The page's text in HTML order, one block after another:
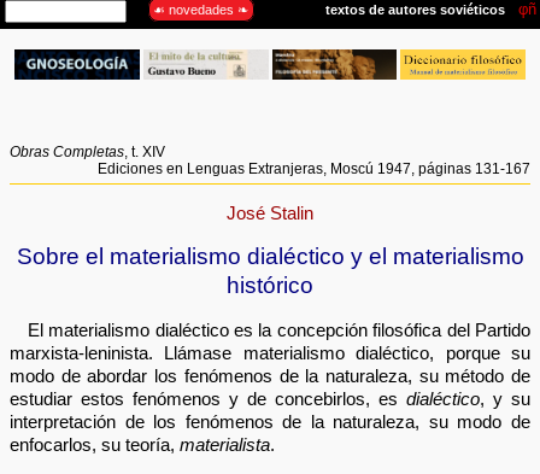
Obras Completas , t. XIV
Ediciones en Lenguas Extranjeras, Moscú 1947, páginas 131-167
José Stalin
Sobre el materialismo dialéctico y el materialismo
histórico
El materialismo dialéctico es la concepción filosófica del Partido
marxista-leninista. Llámase materialismo dialéctico, porque su
modo de abordar los fenómenos de la naturaleza, su método de
estudiar estos fenómenos y de concebirlos, es dialéctico, y su
interpretación de los fenómenos de la naturaleza, su modo de
enfocarlos, su teoría,materialista.